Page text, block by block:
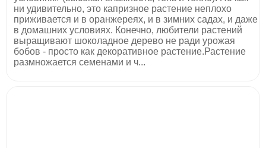
ни удивительно, это капризное растение неплохо
приживается и в оранжереях, и в зимних садах, и даже
в домашних условиях. Конечно, любители растений
выращивают шоколадное дерево не ради урожая
бобов - просто как декоративное растение.Растение
размножается семенами и ч...